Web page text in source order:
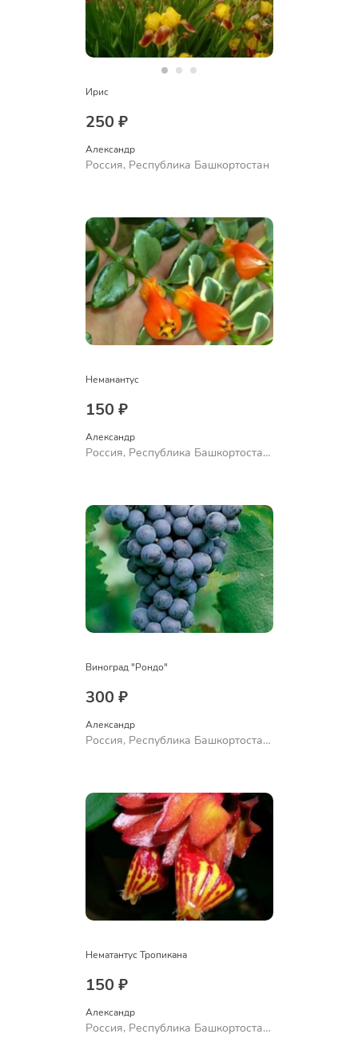
Ирис
250 ₽
Александр
Россия, Республика Башкортостан
Неманантус
150 ₽
Александр
Россия, Республика Башкортостан,
Виноград "Рондо"
300 ₽
Александр
Россия, Республика Башкортостан,
Нематантус Тропикана
150 ₽
Александр
Россия, Республика Башкортостан,